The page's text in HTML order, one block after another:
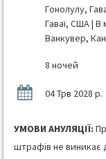
Гонолулу,
Гаваї, США | В
Ванкувер,
8 ночей
04 Трв 2028 р.
УМОВИ АНУЛЯЦІЇ:
штрафів не виникає